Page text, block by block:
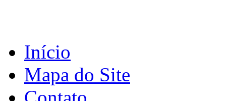
Início
Mapa do Site